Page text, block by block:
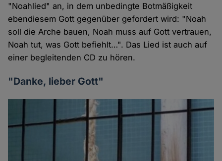
"Noahlied" an, in dem unbedingte Botmäßigkeit
ebendiesem Gott gegenüber gefordert wird: "Noah
soll die Arche bauen, Noah muss auf Gott vertrauen,
Noah tut, was Gott befiehlt…". Das Lied ist auch auf
einer begleitenden CD zu hören.
"Danke, lieber Gott"